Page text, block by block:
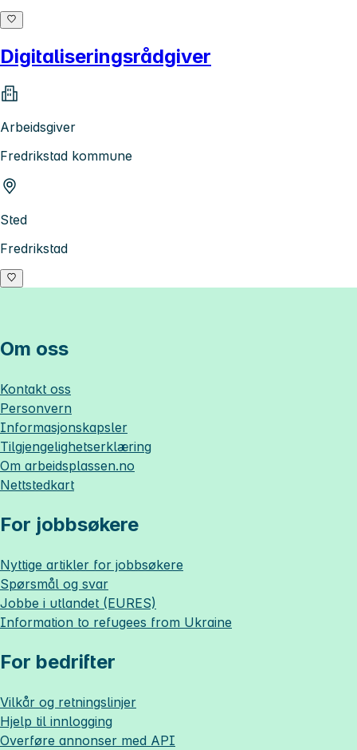
Digitaliseringsrådgiver
Arbeidsgiver
Fredrikstad kommune
Sted
Fredrikstad
Om oss
Kontakt oss
Personvern
Informasjonskapsler
Tilgjengelighetserklæring
Om arbeidsplassen.no
Nettstedkart
For jobbsøkere
Nyttige artikler for jobbsøkere
Spørsmål og svar
Jobbe i utlandet (EURES)
Information to refugees from Ukraine
For bedrifter
Vilkår og retningslinjer
Hjelp til innlogging
Overføre annonser med API